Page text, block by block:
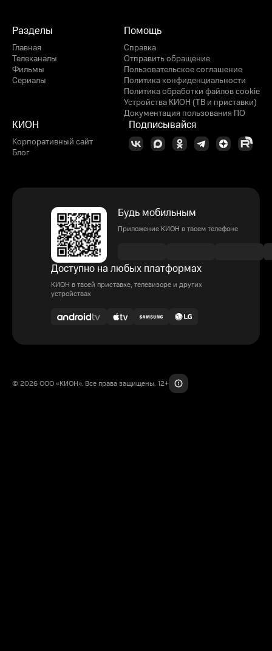
Разделы
Главная
Телеканалы
Фильмы
Сериалы
Помощь
Справка
Отправить обращение
Пользовательское соглашение
Политика конфиденциальности
Политика обработки файлов cookie
Устройства КИОН (ТВ и приставки)
Документация пользования ПО
КИОН
Корпоративный сайт
Блог
Подписывайся
Будь мобильным
Приложение КИОН в твоем телефоне
Доступно на любых платформах
КИОН в твоей приставке, телевизоре и других
устройствах
© 2026 ООО «КИОН». Все права защищены. 12+